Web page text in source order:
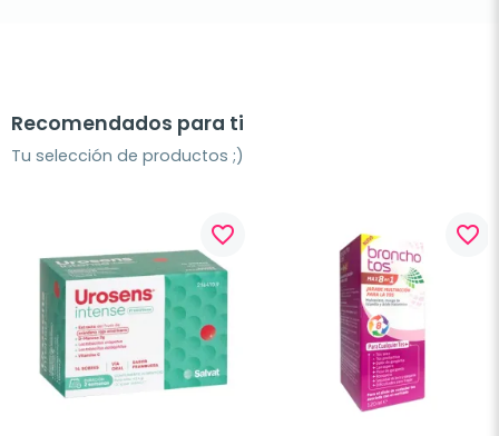
Recomendados para ti
Tu selección de productos ;)
favorite_border favorite_border